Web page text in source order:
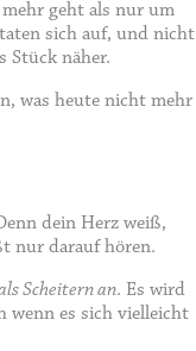
geht als nur um
sich auf, und nicht
Stück näher.
was heute nicht mehr
dein Herz weiß,
nur darauf hören.
Scheitern an. Es wird
wenn es sich vielleicht